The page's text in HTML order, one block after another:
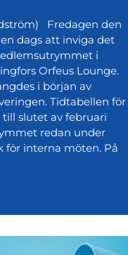
Fredagen den
dags att inviga det
i
Orfeus Lounge.
i början av
Tidtabellen för
slutet av februari
redan under
för interna möten. På